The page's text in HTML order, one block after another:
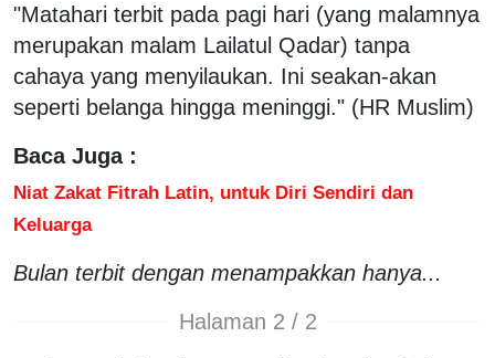
"Matahari terbit pada pagi hari (yang malamnya
merupakan malam Lailatul Qadar) tanpa
cahaya yang menyilaukan. Ini seakan-akan
seperti belanga hingga meninggi." (HR Muslim)
Baca Juga :
Niat Zakat Fitrah Latin, untuk Diri Sendiri dan
Keluarga
Bulan terbit dengan menampakkan hanya...
Halaman 2 / 2